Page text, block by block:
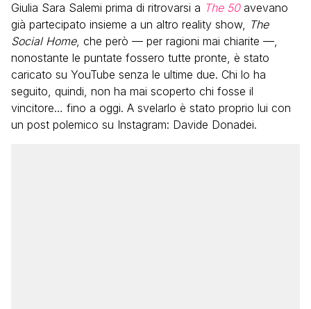
Giulia Sara Salemi prima di ritrovarsi a The 50avevano
già partecipato insieme a un altro reality show, The
Social Home, che però — per ragioni mai chiarite —,
nonostante le puntate fossero tutte pronte, è stato
caricato su YouTube senza le ultime due. Chi lo ha
seguito, quindi, non ha mai scoperto chi fosse il
vincitore… fino a oggi. A svelarlo è stato proprio lui con
un post polemico su Instagram: Davide Donadei.